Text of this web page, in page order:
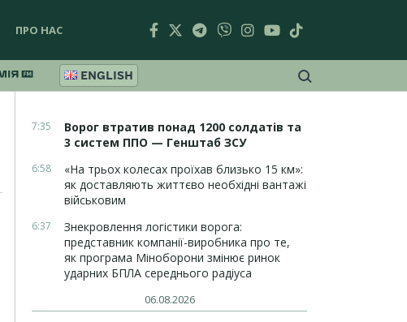
ПРО НАС
ENGLISH
7:35
Ворог втратив понад 1200 солдатів та
3 систем ППО — Генштаб ЗСУ
6:58
«На трьох колесах проїхав близько 15 км»:
як доставляють життєво необхідні вантажі
військовим
6:37
Знекровлення логістики ворога:
представник компанії-виробника про те,
як програма Міноборони змінює ринок
ударних БПЛА середнього радіуса
06.08.2026